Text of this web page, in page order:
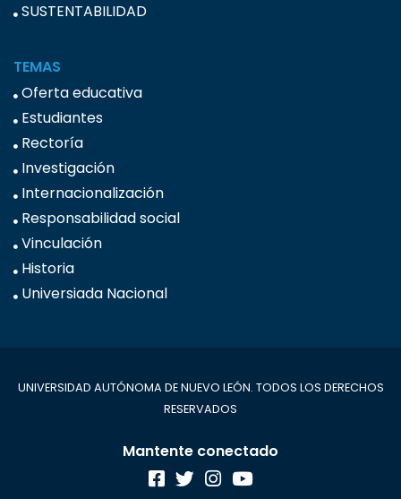
SUSTENTABILIDAD
TEMAS
Oferta educativa
Estudiantes
Rectoría
Investigación
Internacionalización
Responsabilidad social
Vinculación
Historia
Universiada Nacional
UNIVERSIDAD AUTÓNOMA DE NUEVO LEÓN. TODOS LOS DERECHOS
RESERVADOS
Mantente conectado